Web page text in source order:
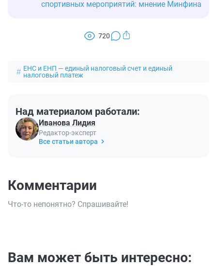
спортивных мероприятий: мнение Минфина
720
ЕНС и ЕНП — единый налоговый счет и единый
налоговый платеж
Над материалом работали:
Иванова Лидия
Редактор-эксперт
Все статьи автора
Комментарии
Что-то непонятно? Спрашивайте!
Вам может быть интересно: